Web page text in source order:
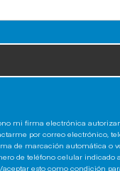
mi firma electrónica
por correo electrónico,
de marcación automática o
de teléfono celular indicado
esto como condición